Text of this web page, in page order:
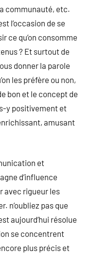
communauté, etc.
l’occasion de se
ce qu’on consomme
? Et surtout de
donner la parole
les préfère ou non,
bon et le concept de
y positivement et
amusant
et
d’influence
avec rigueur les
n’oubliez pas que
aujourd’hui résolue
se concentrent
plus précis et